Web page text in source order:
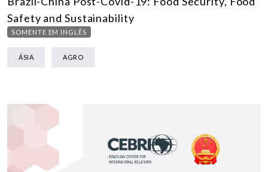
Safety and Sustainability
SOMENTE EM INGLÊS
ÁSIA AGRO